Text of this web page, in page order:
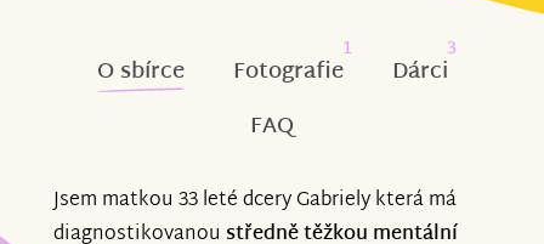
O sbírce Fotografie
1
Dárci
3
FAQ
Jsem matkou 33 leté dcery Gabriely která má
diagnostikovanou středně těžkou mentální